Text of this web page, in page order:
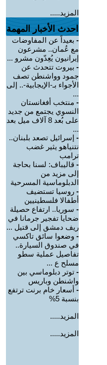
المزيد.....
احدث الأخبار المهمة
- بعيداً عن المفاوضات
مع عُمان.. مشرعون
إيرانيون يُعِدّون مشرو ...
- بيروت تتحدث عن
جمود وواشنطن تصف
الأجواء بـ-الإيجابية-.. إلى
...
- منتخب أفغانستان
النسوي يجتمع من جديد
على بُعد 8 آلاف ميل بعد
...
- إسرائيل تصعد بلبنان..
نتنياهو يثير غضب
ترامب
- قاليباف: لسنا بحاجة
إلى مزيد من
الدبلوماسية المسرحية
- روسيا تستضيف
أطفالا فلسطينيين
- سوريا.. ارتفاع حصيلة
ضحايا تفجير جرمانا في
ريف دمشق إلى قتيل ...
- وضعوا سائق تاكسي
في صندوق السيارة..
تفاصيل عملية سطو
مسلح ع ...
- توتر دبلوماسي بين
واشنطن وباريس
- أسعار خام برنت ترتفع
بنسبة 5%
المزيد.....
المزيد.....